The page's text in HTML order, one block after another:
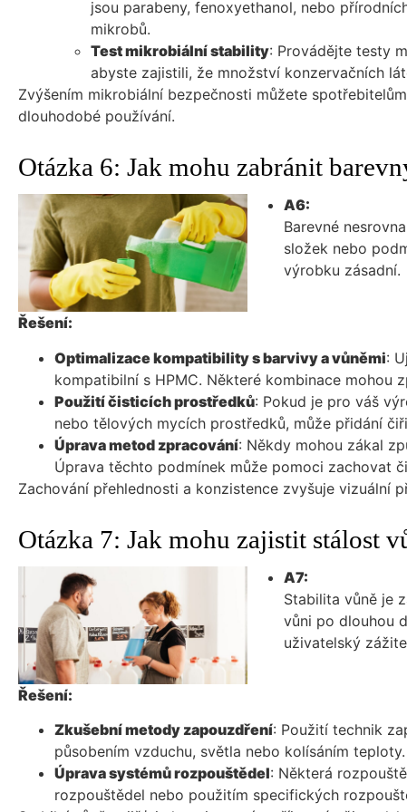
jsou parabeny, fenoxyethanol, nebo
mikrobů.
Test mikrobiální stability: Provádějte testy
abyste zajistili, že množství konzervačních
Zvýšením mikrobiální bezpečnosti můžete
dlouhodobé používání.
Otázka 6: Jak mohu zabránit
A6:
Barevné
složek nebo
výrobku zásadní.
Řešení:
Optimalizace kompatibility s barvivy a vůněmi:
kompatibilní s HPMC. Některé kombinace mohou
Použití čisticích prostředků: Pokud je pro váš
nebo tělových mycích prostředků, může přidání
Úprava metod zpracování: Někdy mohou zákal
Úprava těchto podmínek může pomoci zachovat
Zachování přehlednosti a konzistence zvyšuje vizuální
Otázka 7: Jak mohu zajistit stálost
A7:
Stabilita vůně je
vůni po dlouhou
uživatelský
Řešení:
Zkušební metody zapouzdření: Použití technik
působením vzduchu, světla nebo kolísáním teploty.
Úprava systémů rozpouštědel: Některá
rozpouštědel nebo použitím specifických